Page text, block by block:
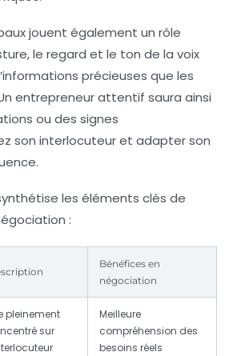
jouent également un rôle
le regard et le ton de la voix
précieuses que les
entrepreneur attentif saura ainsi
ou des signes
son interlocuteur et adapter son
les éléments clés de
:
Bénéfices en
négociation
pleinement
sur
Meilleure
compréhension des
besoins réels